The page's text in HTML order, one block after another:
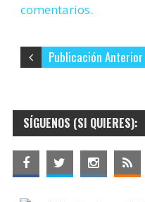
comentarios.
Publicación Anterior
SÍGUENOS (SI QUIERES):